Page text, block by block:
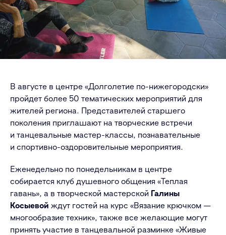
В августе в центре «Долголетие по-нижегородски»
пройдет более 50 тематических мероприятий для
жителей региона. Представителей старшего
поколения приглашают на творческие встречи
и танцевальные мастер-классы, познавательные
и спортивно-оздоровительные мероприятия.
Еженедельно по понедельникам в центре
собирается клуб душевного общения «Теплая
гавань», а в творческой мастерской Галины
Косыевой ждут гостей на курс «Вязание крючком —
многообразие техник», также все желающие могут
принять участие в танцевальной разминке «Живые